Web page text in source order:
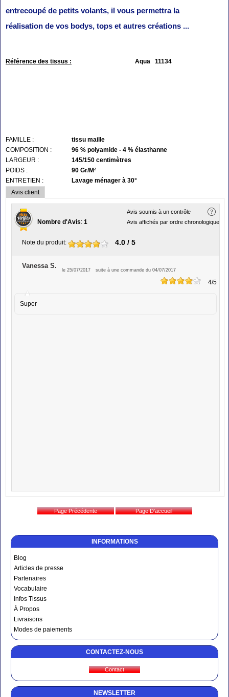
INFORMATIONS
Blog
Articles de presse
Partenaires
Vocabulaire
Infos Tissus
À Propos
Livraisons
Modes de paiements
CONTACTEZ-NOUS
NEWSLETTER
entrecoupé de petits volants, il vous permettra la
réalisation de vos bodys, tops et autres créations ...
Référence des tissus : Aqua 11134
FAMILLE :
tissu maille
COMPOSITION :
96 % polyamide - 4 % élasthanne
LARGEUR :
145/150 centimètres
POIDS :
90 Gr/M²
ENTRETIEN :
Lavage ménager à 30°
Avis client
Avis soumis à un contrôle
Avis affichés par ordre chronologique
Nombre d'Avis: 1
Note du produit: 4.0 / 5
Vanessa S.
le 25/07/2017 suite à une commande du 04/07/2017
4/5
Super